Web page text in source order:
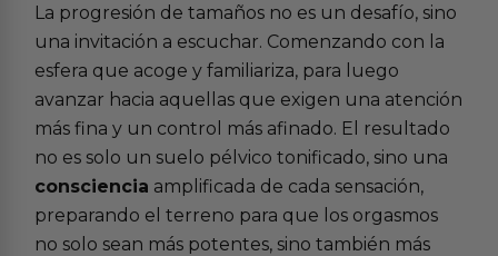
La progresión de tamaños no es un desafío, sino
una invitación a escuchar. Comenzando con la
esfera que acoge y familiariza, para luego
avanzar hacia aquellas que exigen una atención
más fina y un control más afinado. El resultado
no es solo un suelo pélvico tonificado, sino una
consciencia amplificada de cada sensación,
preparando el terreno para que los orgasmos
no solo sean más potentes, sino también más